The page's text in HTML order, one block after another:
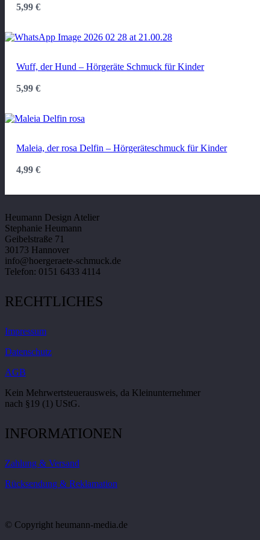
5,99€
Wuff, der Hund – Hörgeräte Schmuck für Kinder
5,99€
Maleia, der rosa Delfin – Hörgeräteschmuck für Kinder
4,99€
Heumann Design Atelier
Stephanie Heumann
Geibelstraße 71
30173 Hannover
info@hoergeraete-schmuck.de
Telefon: 0151 6433 4114
RECHTLICHES
Impressum
Datenschutz
AGB
Kein Mehrwertsteuerausweis, da Kleinunternehmer
nach §19 (1) UStG.
INFORMATIONEN
Zahlung & Versand
Rücksendung & Reklamation
© Copyright heumann-media.de